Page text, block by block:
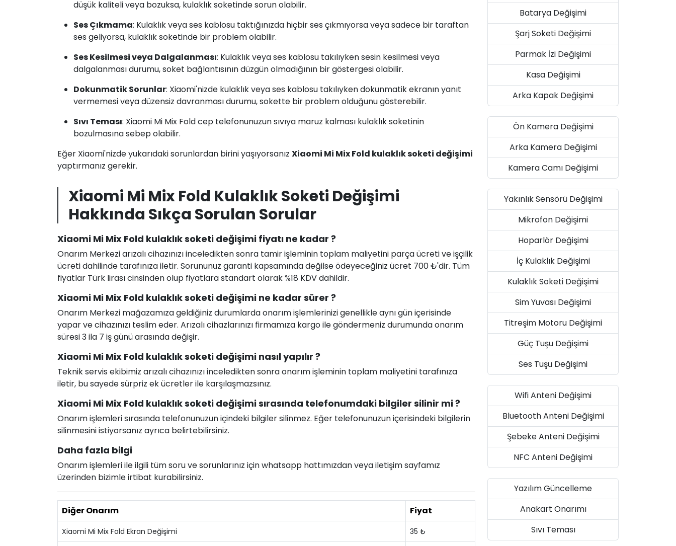
düşük kaliteli veya bozuksa, kulaklık soketinde sorun olabilir.
Ses Çıkmama: Kulaklık veya ses kablosu taktığınızda hiçbir ses çıkmıyorsa veya sadece bir taraftan
ses geliyorsa, kulaklık soketinde bir problem olabilir.
Ses Kesilmesi veya Dalgalanması: Kulaklık veya ses kablosu takılıyken sesin kesilmesi veya
dalgalanması durumu, soket bağlantısının düzgün olmadığının bir göstergesi olabilir.
Dokunmatik Sorunlar: Xiaomi'nizde kulaklık veya ses kablosu takılıyken dokunmatik ekranın yanıt
vermemesi veya düzensiz davranması durumu, sokette bir problem olduğunu gösterebilir.
Sıvı Teması: Xiaomi Mi Mix Fold cep telefonunuzun sıvıya maruz kalması kulaklık soketinin
bozulmasına sebep olabilir.
Eğer Xiaomi'nizde yukarıdaki sorunlardan birini yaşıyorsanız Xiaomi Mi Mix Fold kulaklık soketi değişimi
yaptırmanız gerekir.
Xiaomi Mi Mix Fold Kulaklık Soketi Değişimi
Hakkında Sıkça Sorulan Sorular
Xiaomi Mi Mix Fold kulaklık soketi değişimi fiyatı ne kadar ?
Onarım Merkezi arızalı cihazınızı inceledikten sonra tamir işleminin toplam maliyetini parça ücreti ve işçilik
ücreti dahilinde tarafınıza iletir. Sorununuz garanti kapsamında değilse ödeyeceğiniz ücret 700 ₺'dir. Tüm
fiyatlar Türk lirası cinsinden olup fiyatlara standart olarak %18 KDV dahildir.
Xiaomi Mi Mix Fold kulaklık soketi değişimi ne kadar sürer ?
Onarım Merkezi mağazamıza geldiğiniz durumlarda onarım işlemlerinizi genellikle aynı gün içerisinde
yapar ve cihazınızı teslim eder. Arızalı cihazlarınızı firmamıza kargo ile göndermeniz durumunda onarım
süresi 3 ila 7 iş günü arasında değişir.
Xiaomi Mi Mix Fold kulaklık soketi değişimi nasıl yapılır ?
Teknik servis ekibimiz arızalı cihazınızı inceledikten sonra onarım işleminin toplam maliyetini tarafınıza
iletir, bu sayede sürpriz ek ücretler ile karşılaşmazsınız.
Xiaomi Mi Mix Fold kulaklık soketi değişimi sırasında telefonumdaki bilgiler silinir mi ?
Onarım işlemleri sırasında telefonunuzun içindeki bilgiler silinmez. Eğer telefonunuzun içerisindeki bilgilerin
silinmesini istiyorsanız ayrıca belirtebilirsiniz.
Daha fazla bilgi
Onarım işlemleri ile ilgili tüm soru ve sorunlarınız için whatsapp hattımızdan veya iletişim sayfamız
üzerinden bizimle irtibat kurabilirsiniz.
Diğer Onarım Fiyat
Xiaomi Mi Mix Fold Ekran Değişimi 35 ₺
Batarya Değişimi
Şarj Soketi Değişimi
Parmak İzi Değişimi
Kasa Değişimi
Arka Kapak Değişimi
Ön Kamera Değişimi
Arka Kamera Değişimi
Kamera Camı Değişimi
Yakınlık Sensörü Değişimi
Mikrofon Değişimi
Hoparlör Değişimi
İç Kulaklık Değişimi
Kulaklık Soketi Değişimi
Sim Yuvası Değişimi
Titreşim Motoru Değişimi
Güç Tuşu Değişimi
Ses Tuşu Değişimi
Wifi Anteni Değişimi
Bluetooth Anteni Değişimi
Şebeke Anteni Değişimi
NFC Anteni Değişimi
Yazılım Güncelleme
Anakart Onarımı
Sıvı Teması